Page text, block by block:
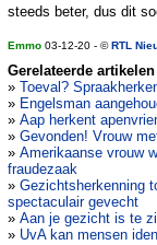
steeds beter, dus dit
Emmo 03-12-20 - ©RTL
Gerelateerde artikelen
» Toeval?
» Engelsman
» Aap herkent
» Gevonden! Vrouw
» Amerikaanse vrouw
fraudezaak
» Gezichtsherkenning
spectaculair gevecht
» Aan je gezicht is te
» UvA kan mensen